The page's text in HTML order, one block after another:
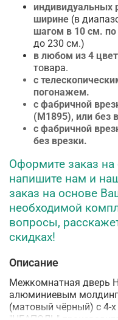
индивидуальных
ширине (в
шагом в 10 см.
до 230 см.)
в любом из 4
товара.
с
погонажем.
с фабричной
(М1895), или без
с фабричной
без врезки.
Оформите заказ на
напишите нам и
заказ на основе
необходимой
вопросы,
скидках!
Описание
Межкомнатная дверь
алюминиевым
(матовый чёрный) с 4-х